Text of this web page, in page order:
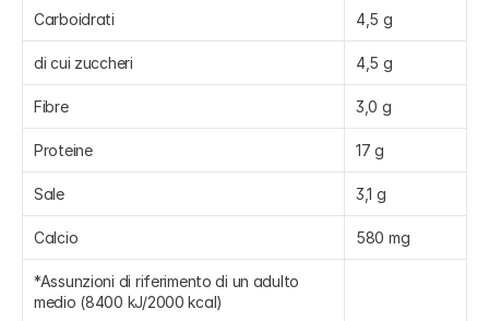
Carboidrati 4,5 g
di cui zuccheri 4,5 g
Fibre 3,0 g
Proteine 17 g
Sale 3,1 g
Calcio 580 mg
*Assunzioni di riferimento di un adulto
medio (8400 kJ/2000 kcal)